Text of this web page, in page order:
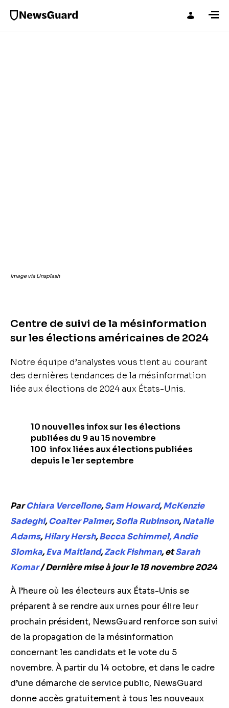
Image via Unsplash
Centre de suivi de la mésinformation
sur les élections américaines de 2024
Notre équipe d’analystes vous tient au courant
des dernières tendances de la mésinformation
liée aux élections de 2024 aux États-Unis.
10 nouvelles infox sur les élections
publiées du 9 au 15 novembre
100 infox liées aux élections publiées
depuis le 1er septembre
ParChiara Vercellone,Sam Howard,McKenzie
Sadeghi,Coalter Palmer,Sofia Rubinson,Natalie
Adams,Hilary Hersh,Becca Schimmel,Andie
Slomka,Eva Maitland,Zack Fishman, etSarah
Komar/Dernière mise à jour le 18 novembre 2024
À l’heure où les électeurs aux États-Unis se
préparent à se rendre aux urnes pour élire leur
prochain président, NewsGuard renforce son suivi
de la propagation de la mésinformation
concernant les candidats et le vote du 5
novembre. À partir du 14 octobre, et dans le cadre
d’une démarche de service public, NewsGuard
donne accès gratuitement à tous les nouveaux